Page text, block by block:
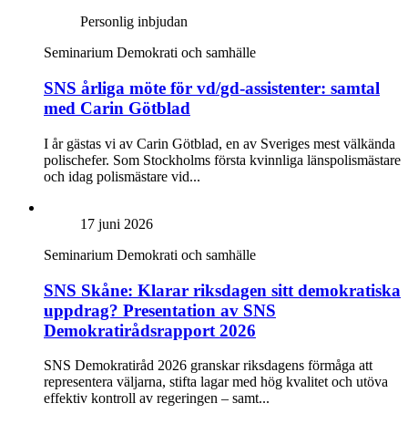
Personlig inbjudan
Seminarium Demokrati och samhälle
SNS årliga möte för vd/gd-assistenter: samtal
med Carin Götblad
I år gästas vi av Carin Götblad, en av Sveriges mest välkända
polischefer. Som Stockholms första kvinnliga länspolismästare
och idag polismästare vid...
17 juni 2026
Seminarium Demokrati och samhälle
SNS Skåne: Klarar riksdagen sitt demokratiska
uppdrag? Presentation av SNS
Demokratirådsrapport 2026
SNS Demokratiråd 2026 granskar riksdagens förmåga att
representera väljarna, stifta lagar med hög kvalitet och utöva
effektiv kontroll av regeringen – samt...